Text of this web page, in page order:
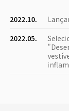
2022.10.
2022.05.